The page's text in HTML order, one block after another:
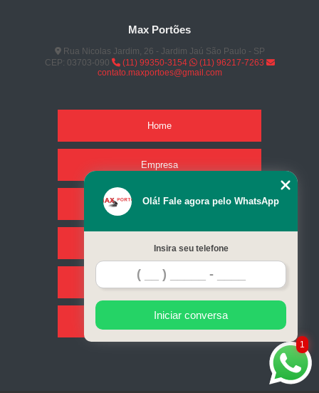
Max Portões
Rua Nicolas Jardim, 26 - Jardim Jaú São Paulo - SP
CEP: 03703-090
(11) 99350-3154
(11) 96217-7263
contato.maxportoes@gmail.com
Home
Empresa
Missão
Serviços
Contato
Mapa do site
1
Olá! Fale agora pelo WhatsApp
Insira seu telefone
Iniciar conversa